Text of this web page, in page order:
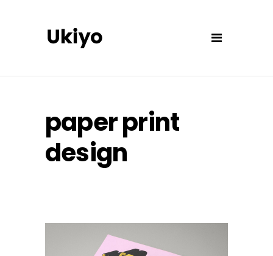
paper print
design